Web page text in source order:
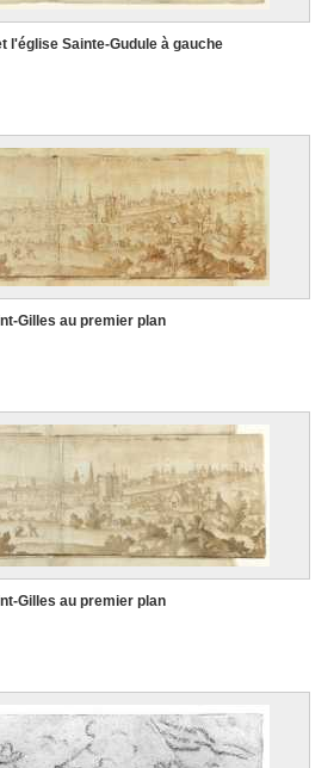
l'église Sainte-Gudule à gauche
Gilles au premier plan
Gilles au premier plan